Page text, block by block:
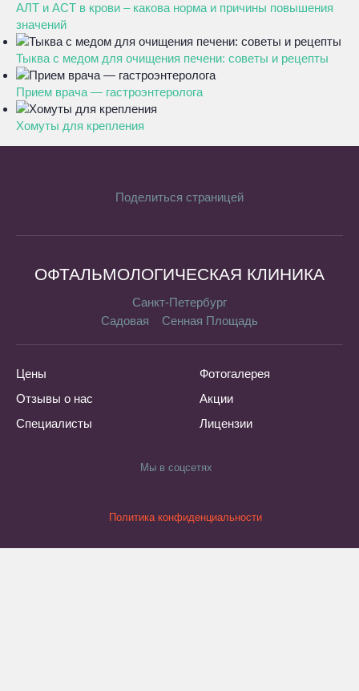
АЛТ и АСТ в крови – какова норма и причины повышения
значений
Тыква с медом для очищения печени: советы и рецепты
Прием врача — гастроэнтеролога
Хомуты для крепления
Поделиться страницей
ОФТАЛЬМОЛОГИЧЕСКАЯ КЛИНИКА
Санкт-Петербург
Садовая
Сенная Площадь
Цены
Отзывы о нас
Специалисты
Фотогалерея
Акции
Лицензии
Мы в соцсетях
Политика конфиденциальности